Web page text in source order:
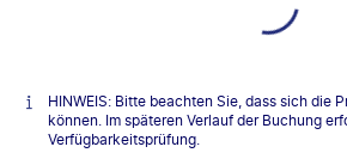
HINWEIS: Bitte beachten Sie, dass sich die
können. Im späteren Verlauf der Buchung
Verfügbarkeitsprüfung.